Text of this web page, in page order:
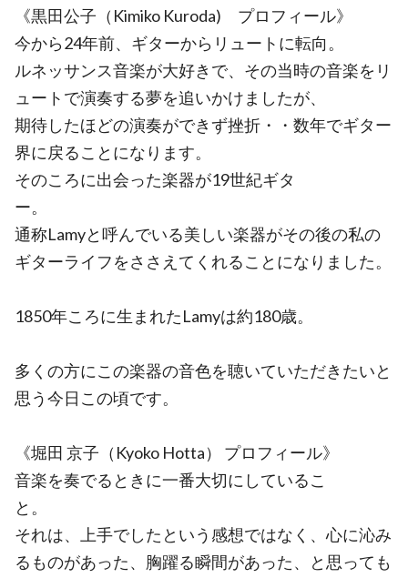
《黒田公子（Kimiko Kuroda) プロフィール》
今から24年前、ギターからリュートに転向。
ルネッサンス音楽が大好きで、その当時の音楽をリ
ュートで演奏する夢を追いかけましたが、
期待したほどの演奏ができず挫折・・数年でギター
界に戻ることになります。
そのころに出会った楽器が19世紀ギタ
ー。
通称Lamyと呼んでいる美しい楽器がその後の私の
ギターライフをささえてくれることになりました。
1850年ころに生まれたLamyは約180歳。
多くの方にこの楽器の音色を聴いていただきたいと
思う今日この頃です。
《堀田 京子（Kyoko Hotta） プロフィール》
音楽を奏でるときに一番大切にしているこ
と。
それは、上手でしたという感想ではなく、心に沁み
るものがあった、胸躍る瞬間があった、と思っても